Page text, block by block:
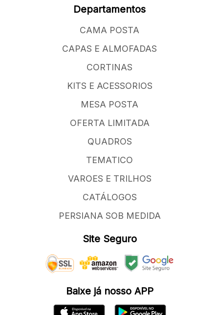
Departamentos
CAMA POSTA
CAPAS E ALMOFADAS
CORTINAS
KITS E ACESSORIOS
MESA POSTA
OFERTA LIMITADA
QUADROS
TEMATICO
VAROES E TRILHOS
CATÁLOGOS
PERSIANA SOB MEDIDA
Site Seguro
Baixe já nosso APP